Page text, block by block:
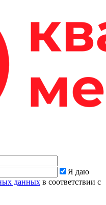
Я даю
данных в соответствии с